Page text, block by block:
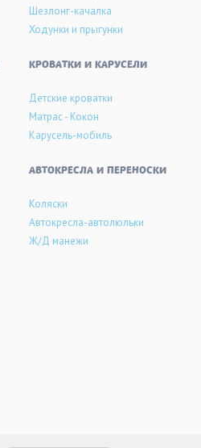
Шезлонг-качалка
Ходунки и прыгунки
КРОВАТКИ И КАРУСЕЛИ
Детские кроватки
Матрас - Кокон
Карусель-мобиль
АВТОКРЕСЛА И ПЕРЕНОСКИ
Коляски
Автокресла-автолюльки
Ж/Д манежи